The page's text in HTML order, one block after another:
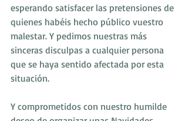
esperando satisfacer las pretensiones de
quienes habéis hecho público vuestro
malestar. Y pedimos nuestras más
sinceras disculpas a cualquier persona
que se haya sentido afectada por esta
situación.
Y comprometidos con nuestro humilde